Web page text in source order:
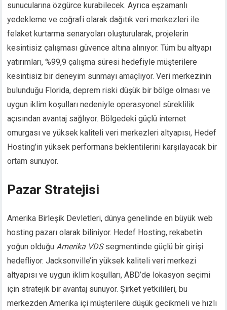
sunucularına özgürce kurabilecek. Ayrıca eşzamanlı
yedekleme ve coğrafi olarak dağıtık veri merkezleri ile
felaket kurtarma senaryoları oluşturularak, projelerin
kesintisiz çalışması güvence altına alınıyor. Tüm bu altyapı
yatırımları, %99,9 çalışma süresi hedefiyle müşterilere
kesintisiz bir deneyim sunmayı amaçlıyor. Veri merkezinin
bulunduğu Florida, deprem riski düşük bir bölge olması ve
uygun iklim koşulları nedeniyle operasyonel süreklilik
açısından avantaj sağlıyor. Bölgedeki güçlü internet
omurgası ve yüksek kaliteli veri merkezleri altyapısı, Hedef
Hosting’in yüksek performans beklentilerini karşılayacak bir
ortam sunuyor.
Pazar Stratejisi
Amerika Birleşik Devletleri, dünya genelinde en büyük web
hosting pazarı olarak biliniyor. Hedef Hosting, rekabetin
yoğun olduğuAmerika VDSsegmentinde güçlü bir girişi
hedefliyor. Jacksonville’in yüksek kaliteli veri merkezi
altyapısı ve uygun iklim koşulları, ABD’de lokasyon seçimi
için stratejik bir avantaj sunuyor. Şirket yetkilileri, bu
merkezden Amerika içi müşterilere düşük gecikmeli ve hızlı